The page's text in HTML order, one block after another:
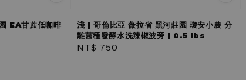
EA甘蔗低咖啡
淺 | 哥倫比亞 薇拉省 黑河莊園 瓊安小農 分
離菌種發酵水洗辣椒波旁 | 0.5 lbs
Regular
NT$ 750